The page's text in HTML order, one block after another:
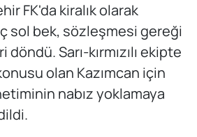
FK'da kiralık olarak
sol bek, sözleşmesi gereği
Sarı-kırmızılı ekipte
olan Kazımcan için
nabız yoklamaya